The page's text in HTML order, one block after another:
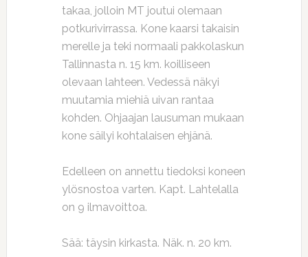
takaa, jolloin MT joutui olemaan
potkurivirrassa. Kone kaarsi takaisin
merelle ja teki normaali pakkolaskun
Tallinnasta n. 15 km. koilliseen
olevaan lahteen. Vedessä näkyi
muutamia miehiä uivan rantaa
kohden. Ohjaajan lausuman mukaan
kone säilyi kohtalaisen ehjänä.
Edelleen on annettu tiedoksi koneen
ylösnostoa varten. Kapt. Lahtelalla
on 9 ilmavoittoa.
Sää: täysin kirkasta. Näk. n. 20 km.